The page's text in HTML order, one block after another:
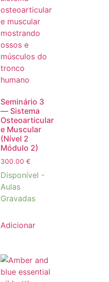
Seminário 3
— Sistema
Osteoarticular
e Muscular
(Nível 2
Módulo 2)
300.00 €
Disponível -
Aulas
Gravadas
Adicionar